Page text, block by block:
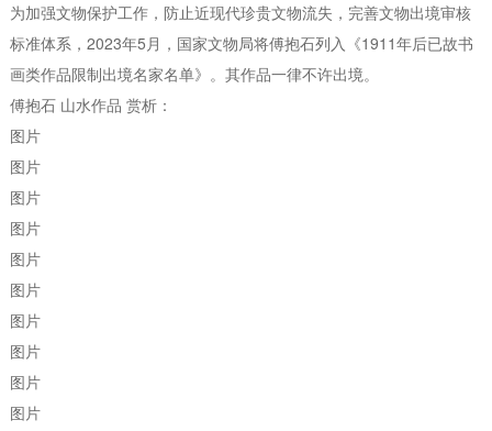
为加强文物保护工作，防止近现代珍贵文物流失，完善文物出境审核
标准体系，2023年5月，国家文物局将傅抱石列入《1911年后已故书
画类作品限制出境名家名单》。其作品一律不许出境。
傅抱石 山水作品 赏析：
图片
图片
图片
图片
图片
图片
图片
图片
图片
图片